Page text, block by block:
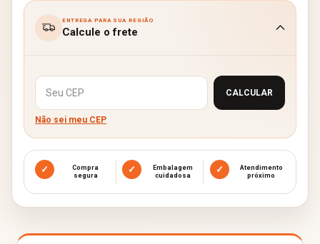
ENTREGA PARA SUA REGIÃO
Calcule o frete
Alterar CEP
CALCULAR
Não sei meu CEP
✓
Compra
segura
✓
Embalagem
cuidadosa
✓
Atendimento
próximo